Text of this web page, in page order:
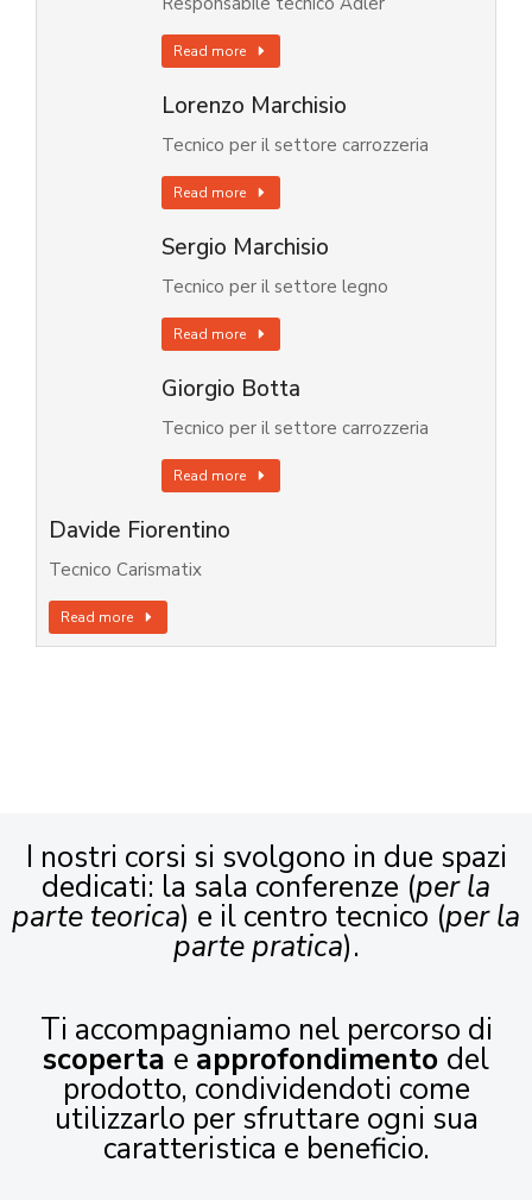
Read more
Lorenzo Marchisio
Tecnico per il settore carrozzeria
Read more
Sergio Marchisio
Tecnico per il settore legno
Read more
Giorgio Botta
Tecnico per il settore carrozzeria
Read more
Davide Fiorentino
Tecnico Carismatix
Read more
I nostri corsi si svolgono in due spazi
dedicati: la sala conferenze (per la
parte teorica) e il centro tecnico (per la
parte pratica).
Ti accompagniamo nel percorso di
scoperta e approfondimento del
prodotto, condividendoti come
utilizzarlo per sfruttare ogni sua
caratteristica e beneficio.